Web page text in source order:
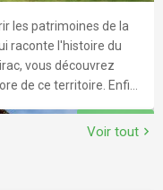
les patrimoines de la
raconte l'histoire du
vous découvrez
de ce territoire. Enfin,
explore
Voir tout chevron_right